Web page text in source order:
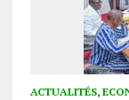
ACTUALITÉS,